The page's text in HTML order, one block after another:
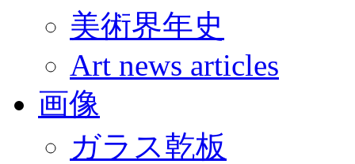
美術界年史
Art news articles
画像
ガラス乾板